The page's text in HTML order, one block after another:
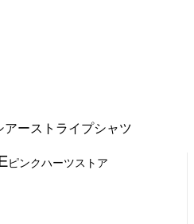
アーストライプシャツ
ピンクハーツストア